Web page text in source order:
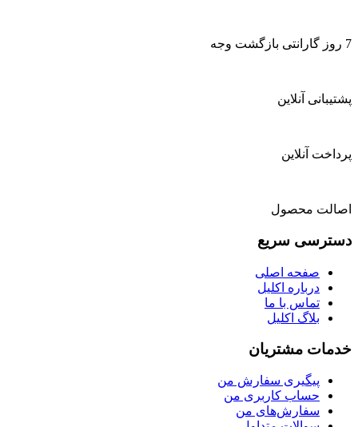
7 روز گارانتی بازگشت وجه
پشتیبانی آنلاین
پرداخت آنلاین
اصالت محصول
دسترسی سریع
صفحه اصلی
درباره اکلیل
تماس با ما
بلاگ اکلیل
خدمات مشتریان
پیگیری سفارش من
حساب کاربری من
سفارش‌های من